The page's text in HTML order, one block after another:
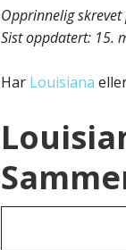
Opprinnelig
Sist oppdatert: 15.
Har Louisiana